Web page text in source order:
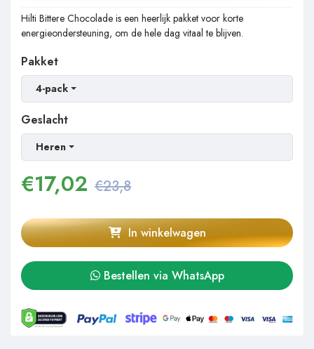
Hilti Bittere Chocolade is een heerlijk pakket voor korte
energieondersteuning, om de hele dag vitaal te blijven.
Pakket
4-pack
Geslacht
Heren
€17,02 €23,8
In winkelwagen
Bestellen via WhatsApp